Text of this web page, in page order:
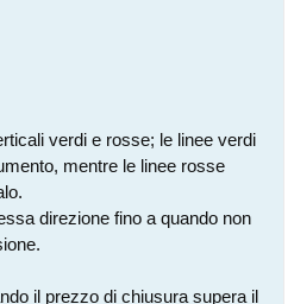
verdi e rosse; le linee verdi
mentre le linee rosse
direzione fino a quando non
il prezzo di chiusura supera il